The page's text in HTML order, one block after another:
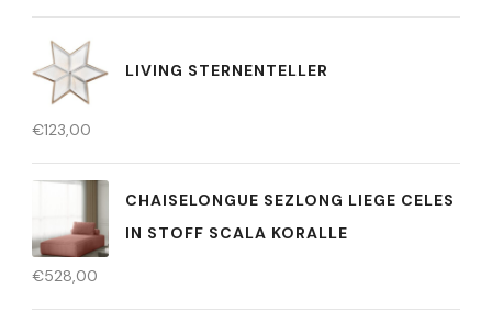
LIVING STERNENTELLER
€123,00
CHAISELONGUE SEZLONG LIEGE CELES
IN STOFF SCALA KORALLE
€528,00